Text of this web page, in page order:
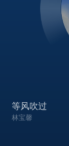
等风吹过
林宝馨